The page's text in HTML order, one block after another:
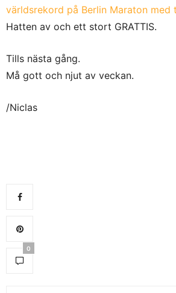
världsrekord på Berlin Maraton med
Hatten av och ett stort GRATTIS.
Tills nästa gång.
Må gott och njut av veckan.
/Niclas
0